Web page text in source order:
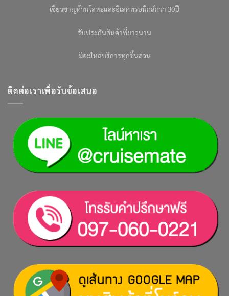
เชี่ยวชาญด้านโลหะและอิเลคทรอนิกส์กว่า 30ปี
รับประกันสินค้าที่ยาวนาน
มีอะไหล่บริการทุกชิ้นส่วน
ติดต่อเราเพื่อรับข้อเสนอ